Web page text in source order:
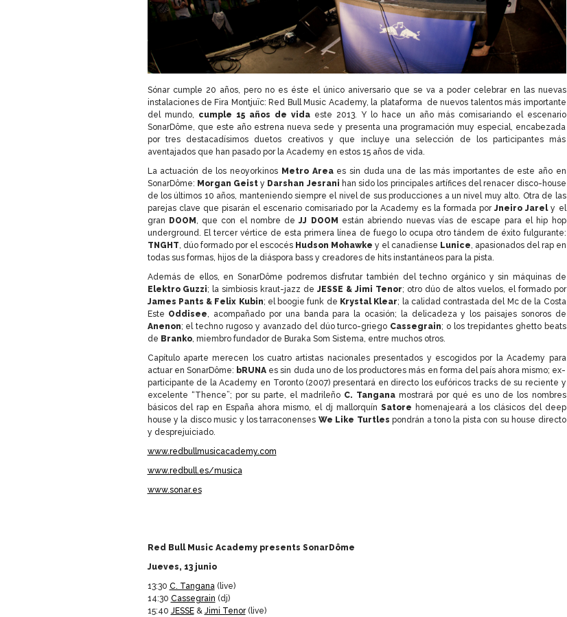
Sónar cumple 20 años, pero no es éste el único aniversario que se va a poder celebrar en las nuevas
instalaciones de Fira Montjuïc: Red Bull Music Academy, la plataforma de nuevos talentos más importante
del mundo,
cumple 15 años de vidaeste 2013. Y lo hace un año más comisariando el escenario
SonarDôme, que este año estrena nueva sede y presenta una programación muy especial, encabezada
por tres destacadísimos duetos creativos y que incluye una selección de los participantes más
aventajados que han pasado por la Academy en estos 15 años de vida.
La actuación de los neoyorkinos Metro Areaes sin duda una de las más importantes de este año en
SonarDôme: Morgan Geisty Darshan Jesrani han sido los principales artífices del renacer disco-house
de los últimos 10 años, manteniendo siempre el nivel de sus producciones a un nivel muy alto. Otra de las
parejas clave que pisarán el escenario comisariado por la Academy es la formada porJneiro Jarely el
gran DOOM , que con el nombre deJJ DOOM están abriendo nuevas vías de escape para el hip hop
underground. El tercer vértice de esta primera línea de fuego lo ocupa otro tándem de éxito fulgurante:
TNGHT , dúo formado por el escocés Hudson Mohawke y el canadiense Lunice , apasionados del rap en
todas sus formas, hijos de la diáspora bass y creadores de hits instantáneos para la pista.
Además de ellos, en SonarDôme podremos disfrutar también del techno orgánico y sin máquinas de
Elektro Guzzi; la simbiosis kraut-jazz deJESSE & Jimi Tenor; otro dúo de altos vuelos, el formado por
James Pants & Felix Kubin; el boogie funk de Krystal Klear; la calidad contrastada del Mc de la Costa
Este Oddisee , acompañado por una banda para la ocasión; la delicadeza y los paisajes sonoros de
Anenon; el techno rugoso y avanzado del dúo turco-griego Cassegrain; o los trepidantes ghetto beats
de Branko, miembro fundador de Buraka Som Sistema, entre muchos otros.
Capítulo aparte merecen los cuatro artistas nacionales presentados y escogidos por la Academy para
actuar en SonarDôme: bRUNA es sin duda uno de los productores más en forma del país ahora mismo; ex-
participante de la Academy en Toronto (2007) presentará en directo los eufóricos tracks de su reciente y
excelente “Thence”; por su parte, el madrileño C. Tangana mostrará por qué es uno de los nombres
básicos del rap en España ahora mismo, el dj mallorquín Satore homenajeará a los clásicos del deep
house y la disco music y los tarraconenses We Like Turtles pondrán a tono la pista con su house directo
y desprejuiciado.
www.redbullmusicacademy.com
www.redbull.es/musica
www.sonar.es
Red Bull Music Academy presents SonarDôme
Jueves, 13 junio
13:30 C. Tangana (live)
14:30 Cassegrain (dj)
15:40 JESSE& Jimi Tenor(live)